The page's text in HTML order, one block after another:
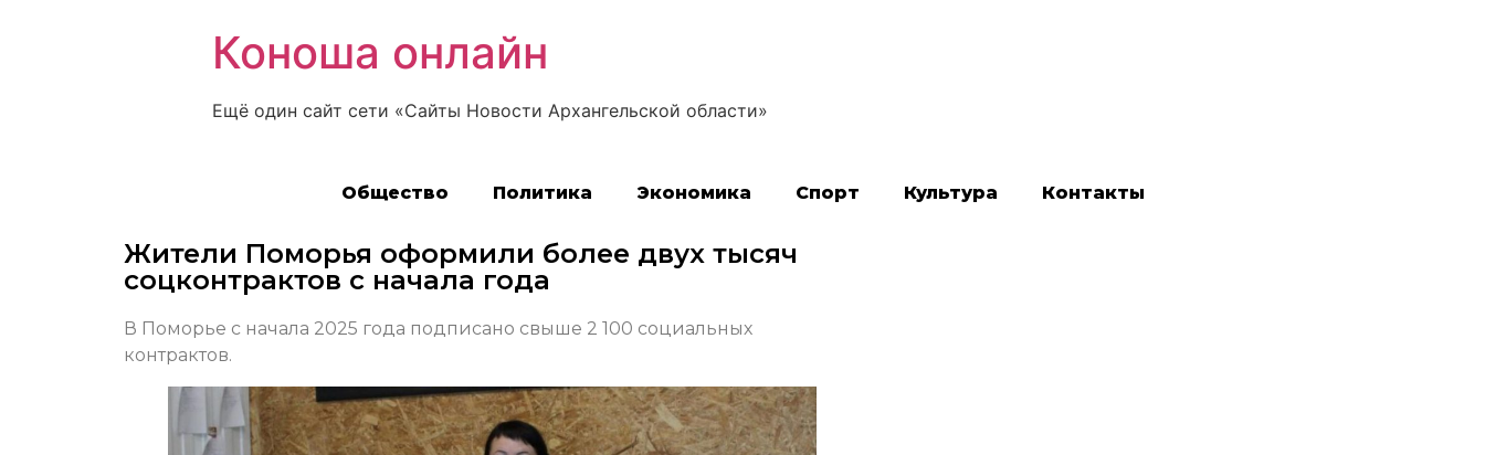
Коноша онлайн
Ещё один сайт сети «Сайты Новости Архангельской области»
Общество Политика Экономика Спорт Культура Контакты
Жители Поморья оформили более двух тысяч
соцконтрактов с начала года
В Поморье с начала 2025 года подписано свыше 2 100 социальных
контрактов.